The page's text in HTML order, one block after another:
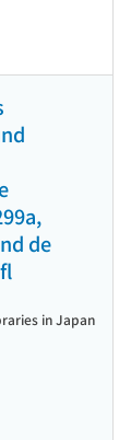
de
in Japan